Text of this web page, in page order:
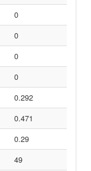
0
0
0
0
0.292
0.471
0.29
49